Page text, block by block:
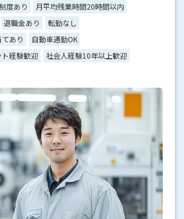
度あり
月平均残業時間20時間以内
退職金あり
転勤なし
あり
自動車通勤OK
経験歓迎
社会人経験10年以上歓迎